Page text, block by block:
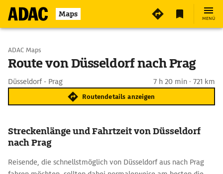
Maps MENÜ
Start wählen
ADAC Maps
Route von Düsseldorf nach Prag
Düsseldorf - Prag 7 h 20 min · 721 km
Routendetails anzeigen
Streckenlänge und Fahrtzeit von Düsseldorf
nach Prag
Reisende, die schnellstmöglich von Düsseldorf aus nach Prag